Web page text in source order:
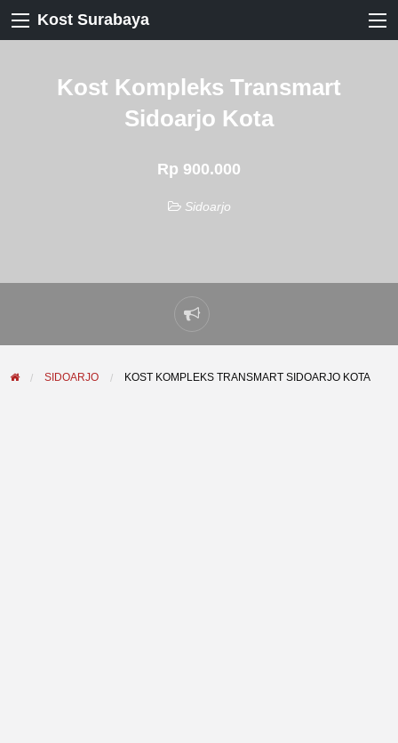
Kost Surabaya
Kost Kompleks Transmart
Sidoarjo Kota
Rp 900.000
Sidoarjo
Laporkan
masalah
SIDOARJO KOST KOMPLEKS TRANSMART SIDOARJO KOTA